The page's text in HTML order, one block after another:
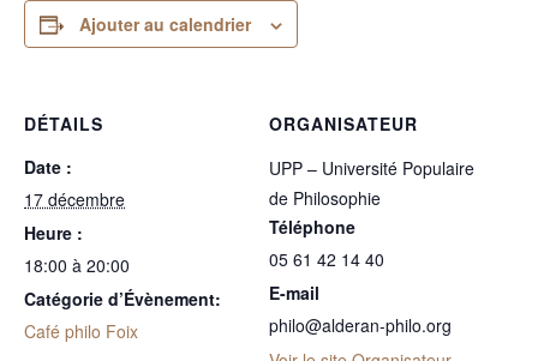
Ajouter au calendrier
DÉTAILS
Date :
17 décembre
Heure :
18:00 à 20:00
Catégorie d’Évènement:
Café philo Foix
ORGANISATEUR
UPP – Université Populaire
de Philosophie
Téléphone
05 61 42 14 40
E-mail
philo@alderan-philo.org